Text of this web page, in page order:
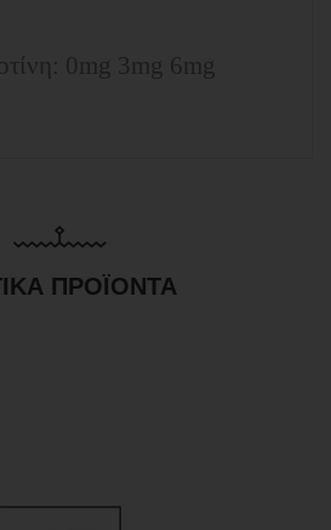
0mg 3mg 6mg
ΠΡΟΪΌΝΤΑ